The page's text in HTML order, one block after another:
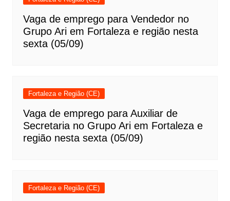
Vaga de emprego para Vendedor no
Grupo Ari em Fortaleza e região nesta
sexta (05/09)
Fortaleza e Região (CE)
Vaga de emprego para Auxiliar de
Secretaria no Grupo Ari em Fortaleza e
região nesta sexta (05/09)
Fortaleza e Região (CE)